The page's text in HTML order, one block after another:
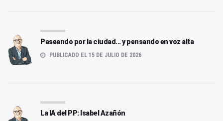
Paseando por la ciudad... y pensando en voz alta
PUBLICADO EL 15 DE JULIO DE 2026
La IA del PP: Isabel Azañón